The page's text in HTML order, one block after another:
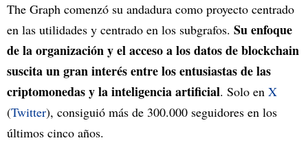
The Graph comenzó su andadura como proyecto centrado
en las utilidades y centrado en los subgrafos. Su enfoque
de la organización y el acceso a los datos de blockchain
suscita un gran interés entre los entusiastas de las
criptomonedas y la inteligencia artificial. Solo en X
(Twitter), consiguió más de 300.000 seguidores en los
últimos cinco años.